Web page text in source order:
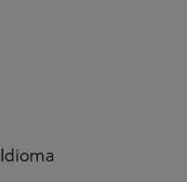
Idioma